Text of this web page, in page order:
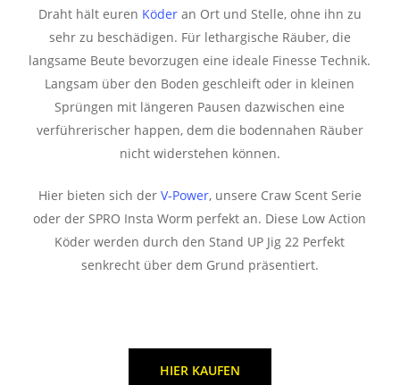
Draht hält euren Köderan Ort und Stelle, ohne ihn zu
sehr zu beschädigen. Für lethargische Räuber, die
langsame Beute bevorzugen eine ideale Finesse Technik.
Langsam über den Boden geschleift oder in kleinen
Sprüngen mit längeren Pausen dazwischen eine
verführerischer happen, dem die bodennahen Räuber
nicht widerstehen können.
Hier bieten sich der V-Power, unsere Craw Scent Serie
oder der SPRO Insta Worm perfekt an. Diese Low Action
Köder werden durch den Stand UP Jig 22 Perfekt
senkrecht über dem Grund präsentiert.
HIER KAUFEN